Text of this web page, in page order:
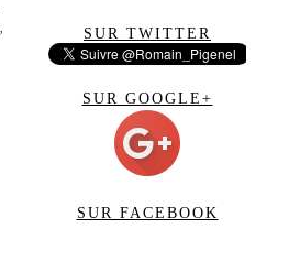
SUR TWITTER
SUR GOOGLE+
SUR FACEBOOK